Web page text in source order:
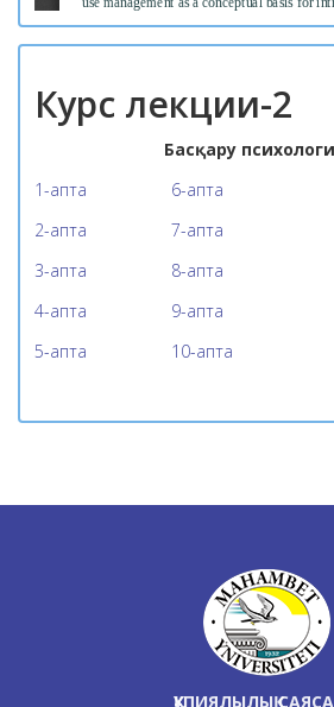
Курс лекции-2
Басқару
1-апта
2-апта
3-апта
4-апта
5-апта
6-апта
7-апта
8-апта
9-апта
10-апта
ҚҰПИЯЛЫЛЫҚ